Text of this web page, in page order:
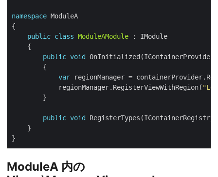
namespace
public class ModuleAModule
public void
var
            regionManager.RegisterViewWithRegion(
public void
ModuleA 内の